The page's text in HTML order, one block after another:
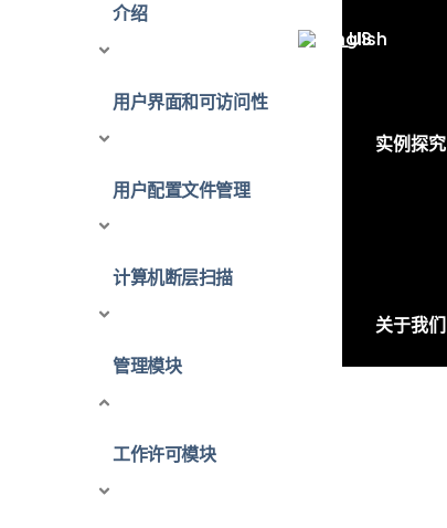
实例探究
关于我们
English
介绍
用户界面和可访问性
用户配置文件管理
计算机断层扫描
管理模块
工作许可模块